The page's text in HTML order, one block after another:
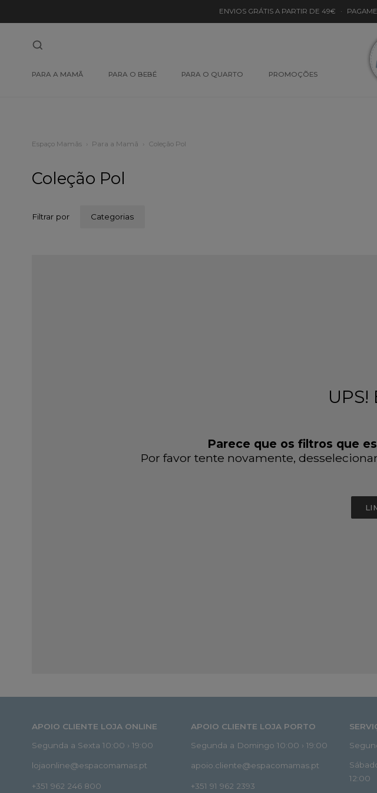
ENVIOS GRÁTIS A PARTIR DE 49€ ·
PARA A MAMÃ PARA O BEBÉ PARA O QUARTO PROMOÇÕES
Espaço Mamãs Para a Mamã Coleção Pol
Coleção Pol
Filtrar por Categorias
UPS!
Parece que os filtros que
Por favor tente novamente,
APOIO CLIENTE LOJA ONLINE
Segunda a Sexta 10:00 › 19:00
lojaonline@espacomamas.pt
+351 962 246 800
APOIO CLIENTE LOJA PORTO
Segunda a Domingo 10:00 › 19:00
apoio.cliente@espacomamas.pt
+351 91 962 2393
12:00